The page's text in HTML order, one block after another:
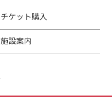
チケット購入
施設案内